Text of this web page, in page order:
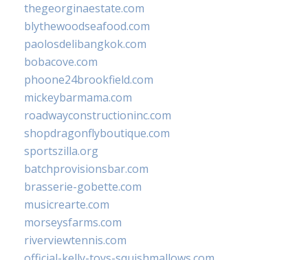
thegeorginaestate.com
blythewoodseafood.com
paolosdelibangkok.com
bobacove.com
phoone24brookfield.com
mickeybarmama.com
roadwayconstructioninc.com
shopdragonflyboutique.com
sportszilla.org
batchprovisionsbar.com
brasserie-gobette.com
musicrearte.com
morseysfarms.com
riverviewtennis.com